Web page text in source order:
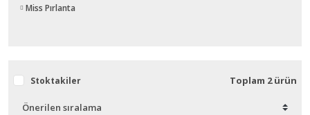
Miss Pırlanta
Stoktakiler Toplam 2 ürün